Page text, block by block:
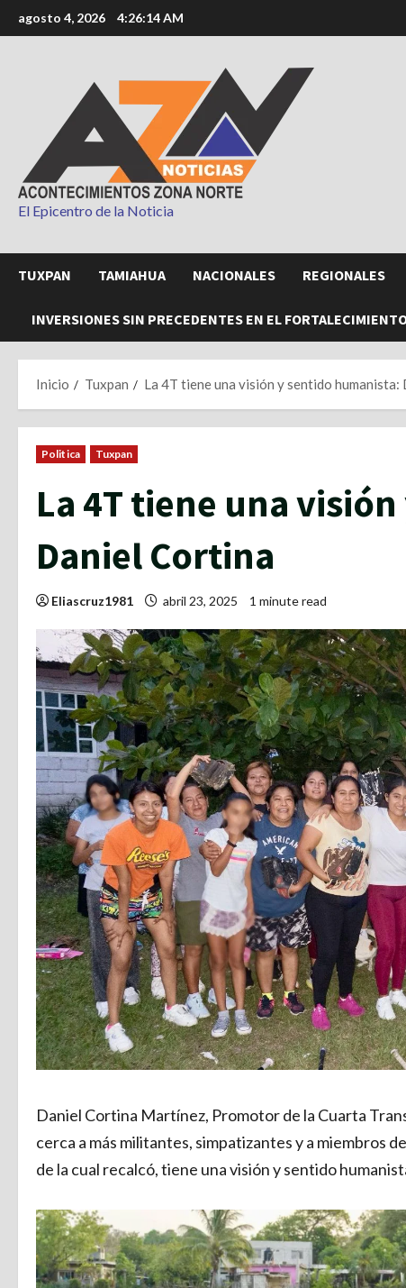
al
agosto 4, 2026 4:26:16 AM
El Epicentro de la Noticia
TUXPAN TAMIAHUA NACIONALES REGIONALES
INVERSIONES SIN PRECEDENTES EN EL
Inicio Tuxpan La 4T tiene una visión y sentido
Politica Tuxpan
La 4T tiene una
Daniel Cortina
Eliascruz1981 abril 23, 2025 1 minute read
Daniel Cortina Martínez, Promotor de la Cuarta
cerca a más militantes, simpatizantes y a miembros
de la cual recalcó, tiene una visión y sentido